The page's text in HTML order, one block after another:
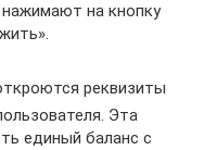
на кнопку
реквизиты
Эта
единый баланс с